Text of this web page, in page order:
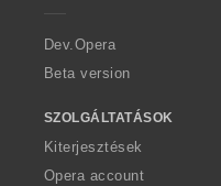
a
Dev.Opera
Beta version
SZOLGÁLTATÁSOK
Kiterjesztések
Opera account